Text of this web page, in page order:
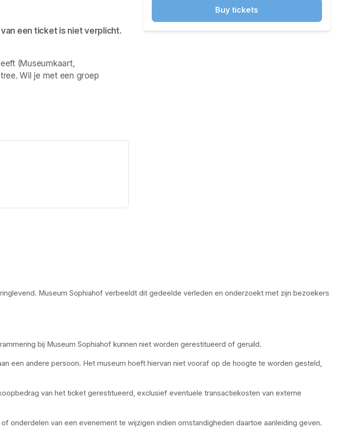
een ticket is niet verplicht.
(Museumkaart,
Wil je met een groep
Buy tickets
Museum Sophiahof verbeeldt dit gedeelde verleden en onderzoekt met zijn bezoekers
bij Museum Sophiahof kunnen niet worden gerestitueerd of geruild.
een andere persoon. Het museum hoeft hiervan niet vooraf op de hoogte te worden gesteld,
van het ticket gerestitueerd, exclusief eventuele transactiekosten van externe
onderdelen van een evenement te wijzigen indien omstandigheden daartoe aanleiding geven.